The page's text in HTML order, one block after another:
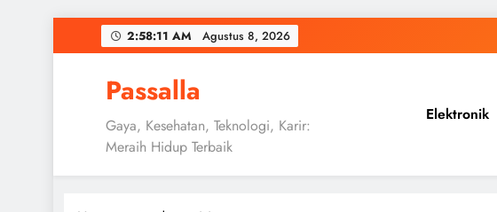
to
2:58:12 AM Agustus 8,
2026
Passalla
Gaya, Kesehatan, Teknologi, Karir:
Meraih Hidup Terbaik
Elektronik